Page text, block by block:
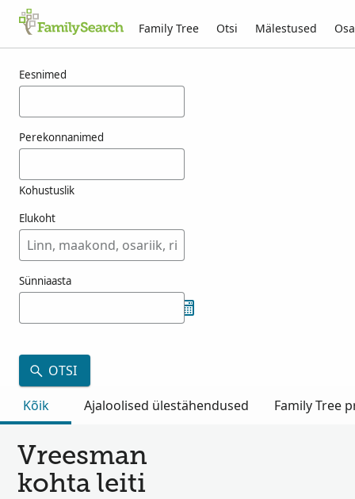
Family Tree Otsi Mälestused
Eesnimed
Perekonnanimed
Kohustuslik
Elukoht
Sünniaasta
OTSI
Kõik
Ajaloolised ülestähendused Family Tree
Vreesman
kohta leiti